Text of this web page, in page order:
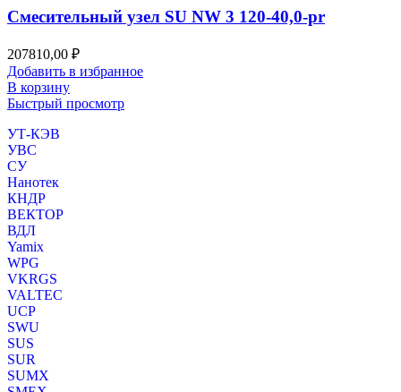
Смесительный узел SU NW 3 120-40,0-pr
207810,00 ₽
Добавить в избранное
В корзину
Быстрый просмотр
УТ-КЭВ
УВС
СУ
Нанотек
КНДР
ВЕКТОР
ВДЛ
Yamix
WPG
VKRGS
VALTEC
UCP
SWU
SUS
SUR
SUMX